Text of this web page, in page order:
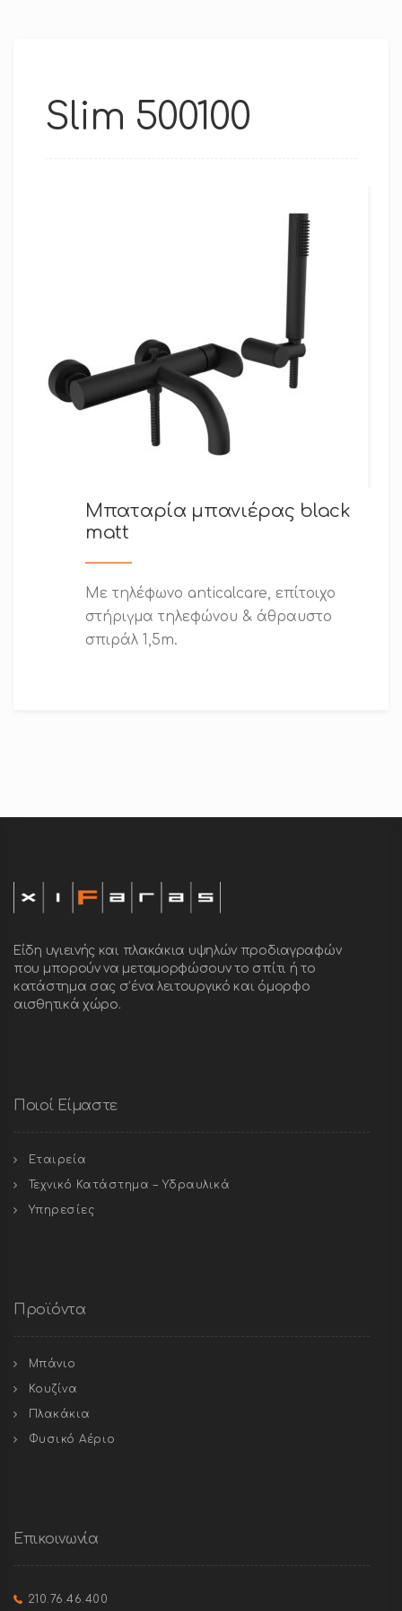
Slim 500100
Μπαταρία μπανιέρας black
matt
Με τηλέφωνο anticalcare, επίτοιχο
στήριγμα τηλεφώνου & άθραυστο
σπιράλ 1,5m.
Είδη υγιεινής και πλακάκια υψηλών προδιαγραφών
που μπορούν να μεταμορφώσουν το σπίτι ή το
κατάστημα σας σ’ένα λειτουργικό και όμορφο
αισθητικά χώρο.
Ποιοί Είμαστε
Εταιρεία
Τεχνικό Κατάστημα – Υδραυλικά
Υπηρεσίες
Προϊόντα
Μπάνιο
Κουζίνα
Πλακάκια
Φυσικό Αέριο
Επικοινωνία
210.76.46.400